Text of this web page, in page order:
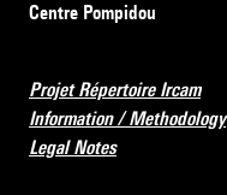
Centre Pompidou
Projet Répertoire Ircam
Information / Methodology
Legal Notes